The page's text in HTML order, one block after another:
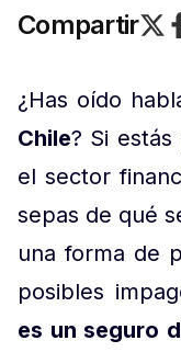
Compartir
¿Has oído
Chile? Si
el sector
sepas de qué
una forma de
posibles
es un seguro